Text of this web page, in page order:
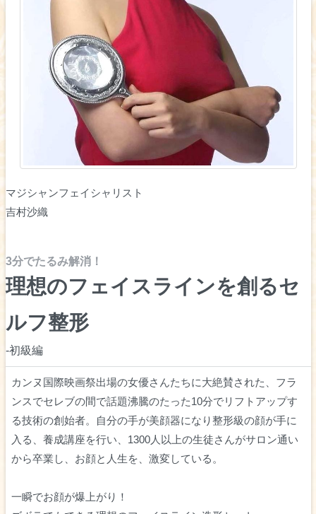
マジシャンフェイシャリスト
吉村沙織
3分でたるみ解消！
理想のフェイスラインを創るセ
ルフ整形
-初級編
カンヌ国際映画祭出場の女優さんたちに大絶賛された、フラ
ンスでセレブの間で話題沸騰のたった10分でリフトアップす
る技術の創始者。自分の手が美顔器になり整形級の顔が手に
入る、養成講座を行い、1300人以上の生徒さんがサロン通い
から卒業し、お顔と人生を、激変している。
一瞬でお顔が爆上がり！